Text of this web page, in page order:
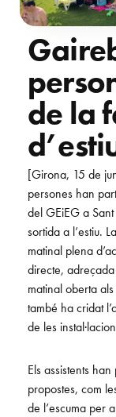
Gaire
perso
de laf
d’esti
[Girona, 15 de
persones han
del GEiEG a
sortida a l’estiu.
matinal plena
directe,
matinal oberta
també ha cridat
de les
Els assistents
propostes, com
de l’escuma per